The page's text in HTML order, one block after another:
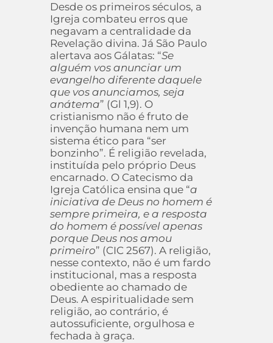
Desde os primeiros séculos, a
Igreja combateu erros que
negavam a centralidade da
Revelação divina. Já São Paulo
alertava aos Gálatas: “Se
alguém vos anunciar um
evangelho diferente daquele
que vos anunciamos, seja
anátema” (Gl 1,9). O
cristianismo não é fruto de
invenção humana nem um
sistema ético para “ser
bonzinho”. É religião revelada,
instituída pelo próprio Deus
encarnado. O Catecismo da
Igreja Católica ensina que “a
iniciativa de Deus no homem é
sempre primeira, e a resposta
do homem é possível apenas
porque Deus nos amou
primeiro” (CIC 2567). A religião,
nesse contexto, não é um fardo
institucional, mas a resposta
obediente ao chamado de
Deus. A espiritualidade sem
religião, ao contrário, é
autossuficiente, orgulhosa e
fechada à graça.